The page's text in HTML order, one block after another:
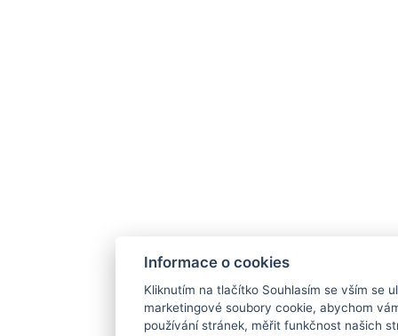
Informace o cookies
Kliknutím na tlačítko Souhlasím se vším se
marketingové soubory cookie, abychom
používání stránek, měřit funkčnost našich